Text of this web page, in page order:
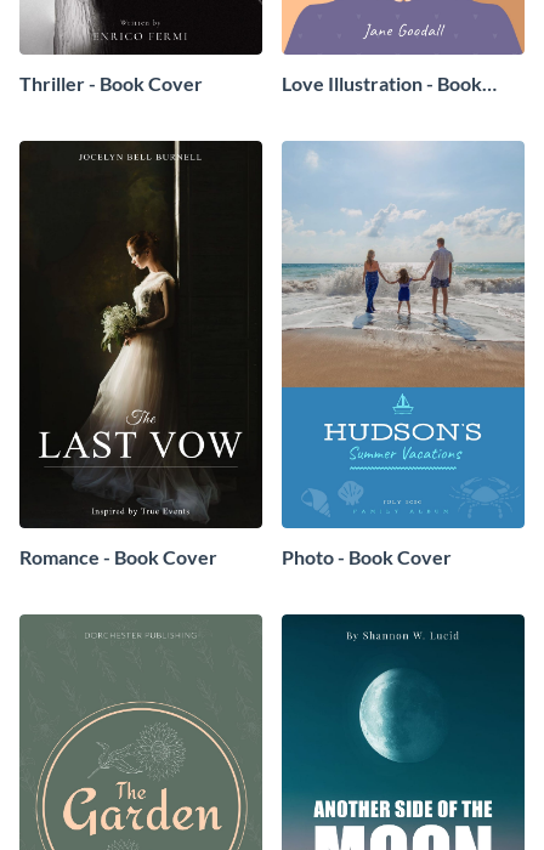
Thriller - Book Cover
Love Illustration - Book
Romance - Book Cover Photo - Book Cover